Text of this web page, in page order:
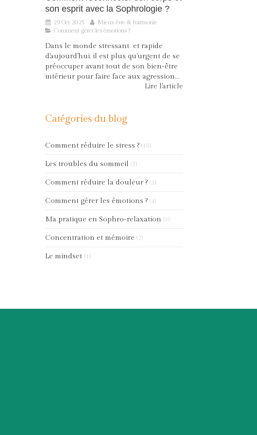
son esprit avec la Sophrologie ?
29 Oct 2025
Mieux être & harmonie
Comment gérer les émotions ?
Dans le monde stressant et rapide
d'aujourd'hui, il est plus qu'urgent de se
préoccuper avant tout de son bien-être
intérieur pour faire face aux agression...
Lire l'article
Catégories du blog
Comment réduire le stress ? (10)
Les troubles du sommeil (3)
Comment réduire la douleur ? (2)
Comment gérer les émotions ? (4)
Ma pratique en Sophro-relaxation (3)
Concentration et mémoire (2)
Le mindset (4)